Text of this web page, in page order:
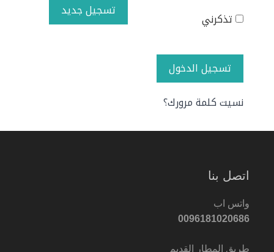
تذكرني
تسجيل الدخول
نسيت كلمة مرورك؟
تسجيل جديد
اتصل بنا
واتس اب
0096181020686
طريق المطار القديم